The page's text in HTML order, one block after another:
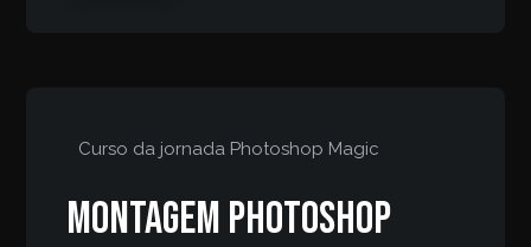
Curso da jornada Photoshop Magic
Montagem Photoshop